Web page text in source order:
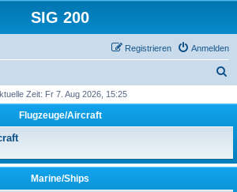
SIG 200
Anmelden
Registrieren
h
Zeit: Fr 7. Aug 2026, 15:25
Flugzeuge/Aircraft
Marine/Ships